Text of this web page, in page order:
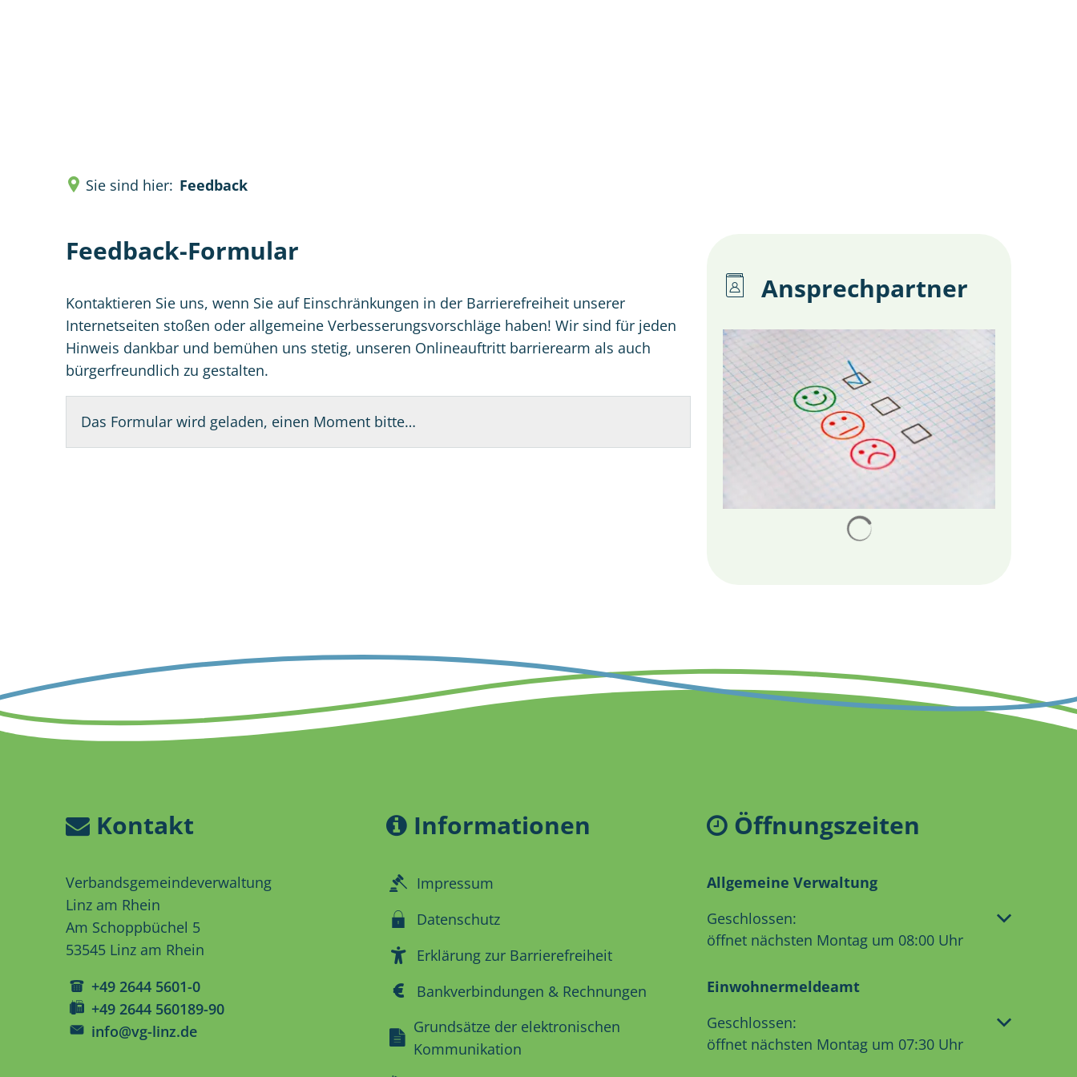
Sie sind hier: Feedback
Feedback-Formular
Kontaktieren Sie uns, wenn Sie auf Einschränkungen in der Barrierefreiheit unserer
Internetseiten stoßen oder allgemeine Verbesserungsvorschläge haben! Wir sind für jeden
Hinweis dankbar und bemühen uns stetig, unseren Onlineauftritt barrierearm als auch
bürgerfreundlich zu gestalten.
Das Formular wird geladen, einen Moment bitte…
Ansprechpartner
Kontakt
Verbandsgemeindeverwaltung
Linz am Rhein
Am Schoppbüchel 5
53545 Linz am Rhein
+49 2644 5601-0
+49 2644 560189-90
info@vg-linz.de
Informationen
Impressum
Datenschutz
Erklärung zur Barrierefreiheit
Bankverbindungen & Rechnungen
Grundsätze der elektronischen
Kommunikation
Öffnungszeiten
Allgemeine Verwaltung
Klicken, um weitere Öffnungs- oder Schließzeiten
Geschlossen:
öffnet nächsten Montag um 08:00 Uhr
Einwohnermeldeamt
Klicken, um weitere Öffnungs- oder Schließzeiten
Geschlossen:
öffnet nächsten Montag um 07:30 Uhr